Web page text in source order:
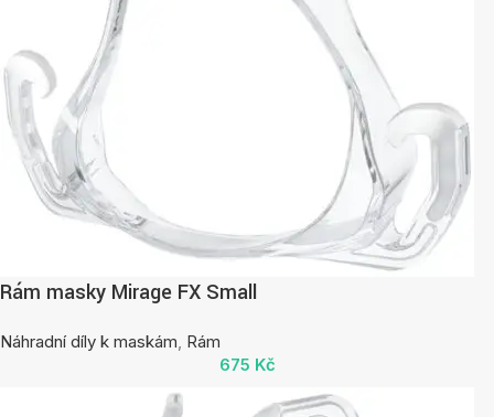
Rám masky Mirage FX Small
Náhradní díly k maskám, Rám
675 Kč